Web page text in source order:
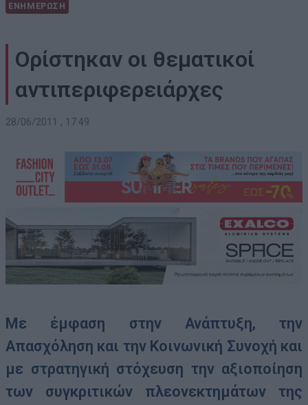
ΕΝΗΜΕΡΩΣΗ
Ορίστηκαν οι θεματικοί
αντιπεριφερειάρχες
28/06/2011 , 17:49
Με έμφαση στην Ανάπτυξη, την
Απασχόληση και την Κοινωνική Συνοχή και
με στρατηγική στόχευση την αξιοποίηση
των συγκριτικών πλεονεκτημάτων της